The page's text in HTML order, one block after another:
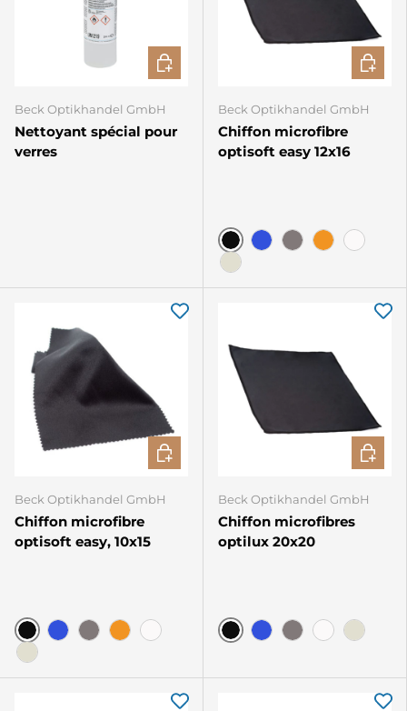
Beck Optikhandel GmbH
Nettoyant spécial pour
verres
AJOUTER AU PANIER
Beck Optikhandel GmbH
Chiffon microfibre
optisoft easy 12x16
Noir
Beck Optikhandel GmbH
Chiffon microfibre
optisoft easy, 10x15
Noir
CHOISIR LES OPTIONS
Beck Optikhandel GmbH
Chiffon microfibres
optilux 20x20
Noir